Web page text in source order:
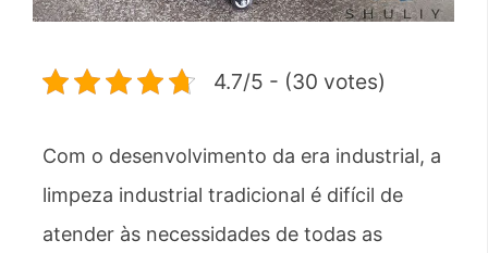
4.7/5 - (30 votes)
Com o desenvolvimento da era industrial, a
limpeza industrial tradicional é difícil de
atender às necessidades de todas as